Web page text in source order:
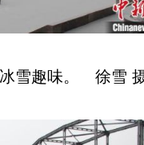
冰雪趣味。 徐雪